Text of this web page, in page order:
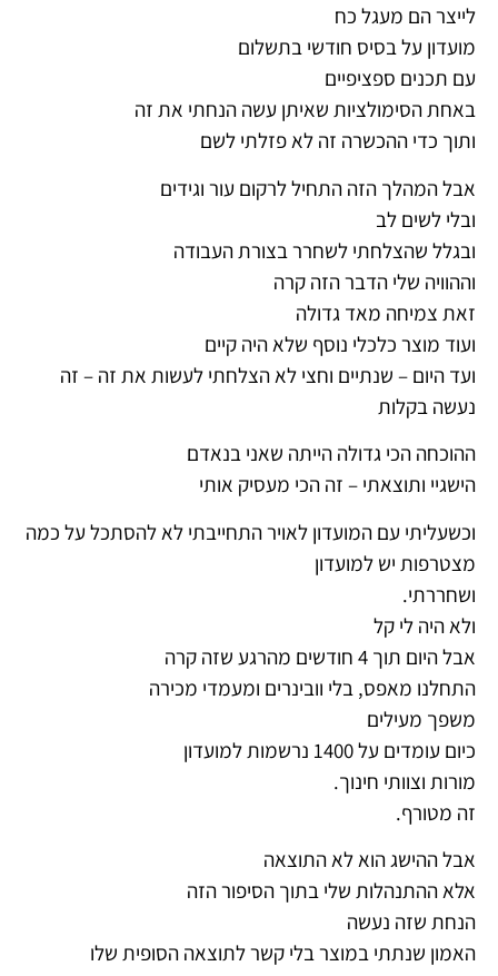
לייצר הם מעגל כח
מועדון על בסיס חודשי בתשלום
עם תכנים ספציפיים
באחת הסימולציות שאיתן עשה הנחתי את זה
ותוך כדי ההכשרה זה לא פזלתי לשם
אבל המהלך הזה התחיל לרקום עור וגידים
ובלי לשים לב
ובגלל שהצלחתי לשחרר בצורת העבודה
וההוויה שלי הדבר הזה קרה
זאת צמיחה מאד גדולה
ועוד מוצר כלכלי נוסף שלא היה קיים
ועד היום – שנתיים וחצי לא הצלחתי לעשות את זה – זה
נעשה בקלות
ההוכחה הכי גדולה הייתה שאני בנאדם
הישגיי ותוצאתי – זה הכי מעסיק אותי
וכשעליתי עם המועדון לאויר התחייבתי לא להסתכל על כמה
מצטרפות יש למועדון
ושחררתי.
ולא היה לי קל
אבל היום תוך 4 חודשים מהרגע שזה קרה
התחלנו מאפס, בלי וובינרים ומעמדי מכירה
משפך מעילים
כיום עומדים על 1400 נרשמות למועדון
מורות וצוותי חינוך.
זה מטורף.
אבל ההישג הוא לא התוצאה
אלא ההתנהלות שלי בתוך הסיפור הזה
הנחת שזה נעשה
האמון שנתתי במוצר בלי קשר לתוצאה הסופית שלו